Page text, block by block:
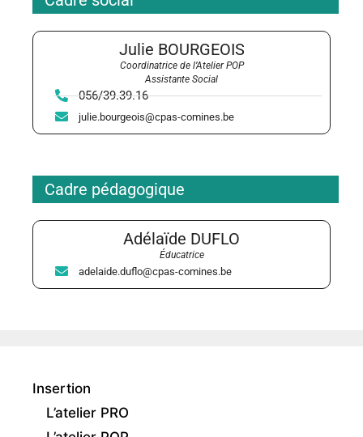
Julie BOURGEOIS
Coordinatrice de l’Atelier POP
Assistante Social
056/39.39.16
julie.bourgeois@cpas-comines.be
Cadre pédagogique
Adélaïde DUFLO
Éducatrice
adelaide.duflo@cpas-comines.be
Insertion
L’atelier PRO